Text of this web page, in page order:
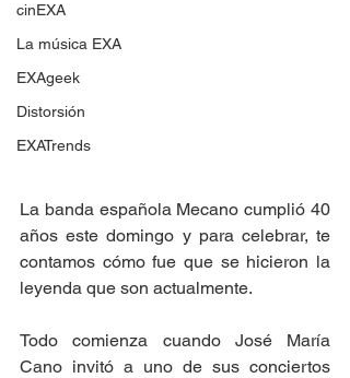
cinEXA
La música EXA
EXAgeek
Distorsión
EXATrends
La banda española Mecano cumplió 40
años este domingo y para celebrar, te
contamos cómo fue que se hicieron la
leyenda que son actualmente.
Todo comienza cuando José María
Cano invitó a uno de sus conciertos